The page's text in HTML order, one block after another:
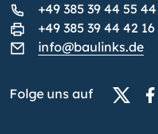
+49 385 39 44 55 44
+49 385 39 44 42 16
info@baulinks.de
Folge uns auf